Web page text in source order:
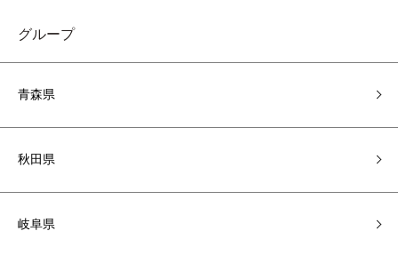
グループ
青森県
秋田県
岐阜県